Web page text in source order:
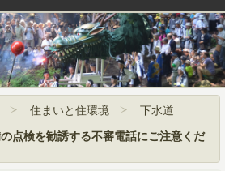
住まいと住環境
下水道
点検を勧誘する不審電話にご注意くだ